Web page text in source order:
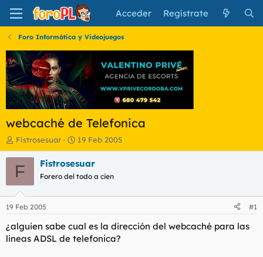
Acceder Regístrate
Foro Informática y Videojuegos
webcaché de Telefonica
I
n
i
c
a
d
o
r
d
e
Fistrosesuar
F
e
c
a
i
n
c
19 Feb 2005
F Fistrosesuar
Forero del todo a cien
19 Feb 2005 #1
¿alguien sabe cual es la dirección del webcaché para las
lineas ADSL de telefonica?